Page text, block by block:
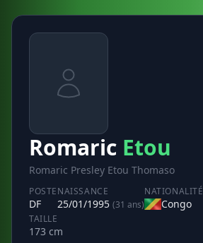
Romaric Etou
Romaric Presley Etou Thomaso
POSTE
DF
NAISSANCE
25/01/1995 (31 ans)
NATIONALITÉ
Congo
TAILLE
173 cm